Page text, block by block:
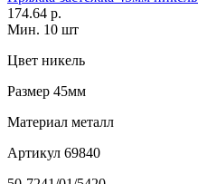
174.64 р.
Мин. 10 шт
Цвет никель
Размер 45мм
Материал металл
Артикул 69840